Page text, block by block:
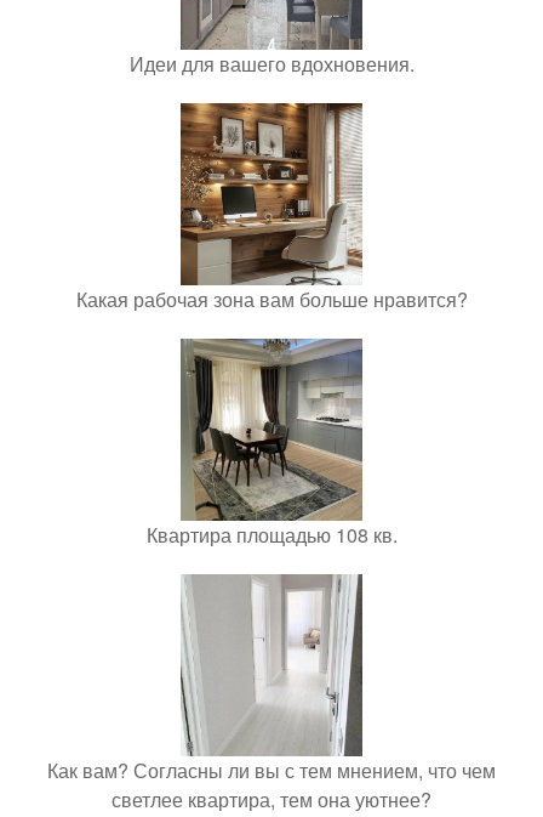
Идеи для вашего вдохновения.
Какая рабочая зона вам больше нравится?
Квартира площадью 108 кв.
Как вам? Согласны ли вы с тем мнением, что чем
светлее квартира, тем она уютнее?